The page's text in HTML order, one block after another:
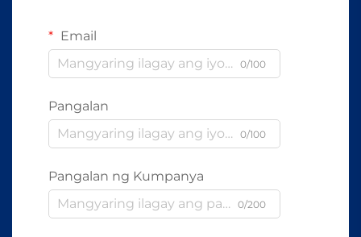
Email
0/100
Pangalan
0/100
Pangalan ng Kumpanya
0/200